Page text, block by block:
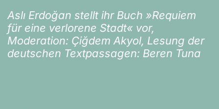
Aslı Erdoğan stellt ihr Buch »Requiem
für eine verlorene Stadt« vor,
Moderation: Çiğdem Akyol, Lesung der
deutschen Textpassagen: Beren Tuna